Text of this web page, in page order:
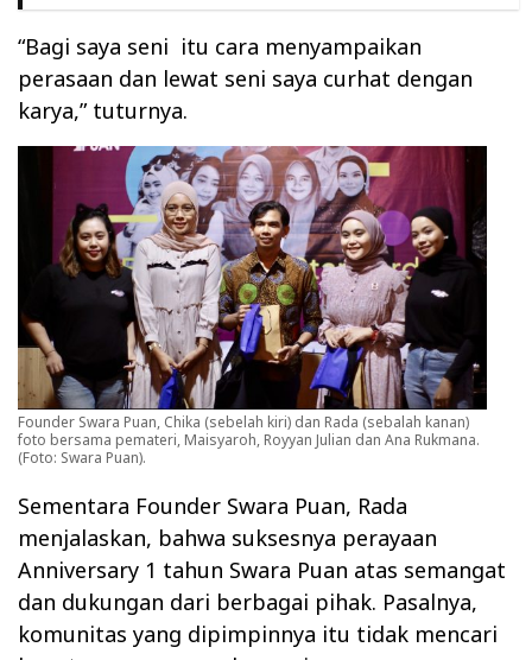
“Bagi saya seni itu cara menyampaikan
perasaan dan lewat seni saya curhat dengan
karya,” tuturnya.
Founder Swara Puan, Chika (sebelah kiri) dan Rada (sebalah kanan)
foto bersama pemateri, Maisyaroh, Royyan Julian dan Ana Rukmana.
(Foto: Swara Puan).
Sementara Founder Swara Puan, Rada
menjalaskan, bahwa suksesnya perayaan
Anniversary 1 tahun Swara Puan atas semangat
dan dukungan dari berbagai pihak. Pasalnya,
komunitas yang dipimpinnya itu tidak mencari